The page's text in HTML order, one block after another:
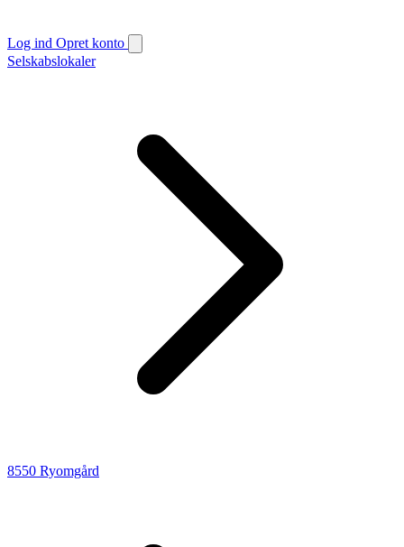
Log ind Opret konto
Selskabslokaler
8550 Ryomgård